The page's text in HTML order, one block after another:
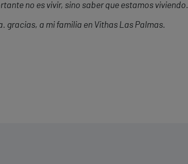
no es vivir, sino saber que estamos viviendo.
gracias, a mi familia en Vithas Las Palmas.